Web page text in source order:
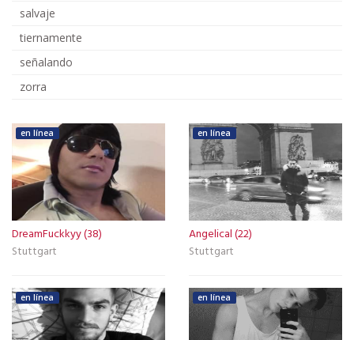
salvaje
tiernamente
señalando
zorra
en línea
DreamFuckkyy (38)
Stuttgart
en línea
Angelical (22)
Stuttgart
en línea en línea